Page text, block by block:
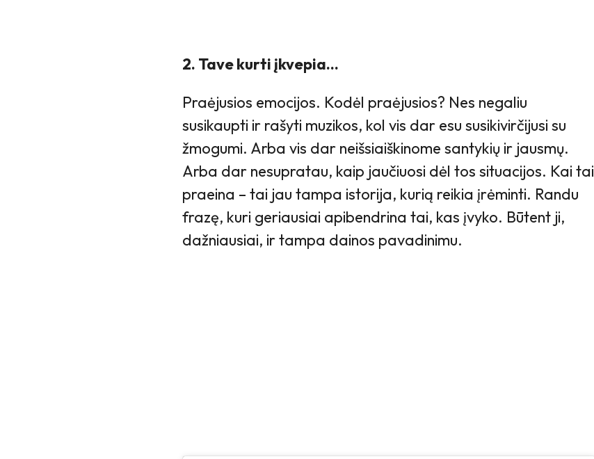
2. Tave kurti įkvepia…
Praėjusios emocijos. Kodėl praėjusios? Nes negaliu
susikaupti ir rašyti muzikos, kol vis dar esu susikivirčijusi su
žmogumi. Arba vis dar neišsiaiškinome santykių ir jausmų.
Arba dar nesupratau, kaip jaučiuosi dėl tos situacijos. Kai tai
praeina – tai jau tampa istorija, kurią reikia įrėminti. Randu
frazę, kuri geriausiai apibendrina tai, kas įvyko. Būtent ji,
dažniausiai, ir tampa dainos pavadinimu.